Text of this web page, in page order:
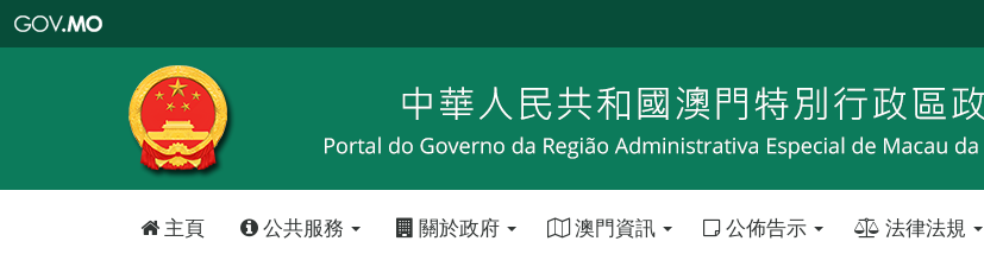
特
政
區
政
口
主頁 公共服務 關於政府 澳門資訊 公佈告示 法律法規